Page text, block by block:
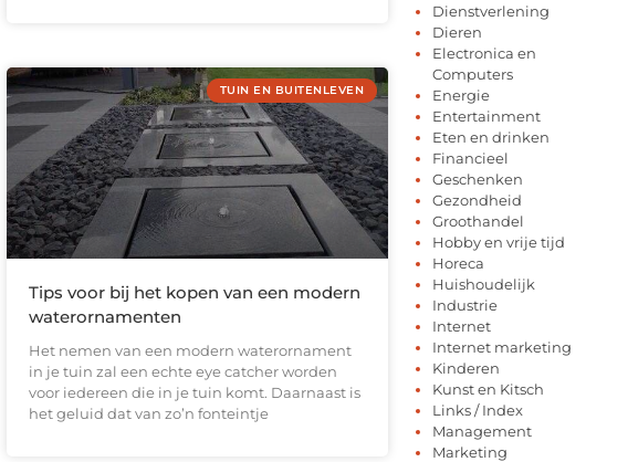
TUIN EN BUITENLEVEN
Tips voor bij het kopen van een modern
waterornamenten
Het nemen van een modern waterornament
in je tuin zal een echte eye catcher worden
voor iedereen die in je tuin komt. Daarnaast is
het geluid dat van zo’n fonteintje
Dienstverlening
Dieren
Electronica en
Computers
Energie
Entertainment
Eten en drinken
Financieel
Geschenken
Gezondheid
Groothandel
Hobby en vrije tijd
Horeca
Huishoudelijk
Industrie
Internet
Internet marketing
Kinderen
Kunst en Kitsch
Links / Index
Management
Marketing